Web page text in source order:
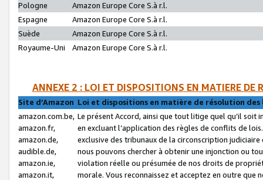
Pologne
Amazon Europe Core S.à r.l.
Espagne
Amazon Europe Core S.à r.l.
Suède
Amazon Europe Core S.à r.l.
Royaume-Uni
Amazon Europe Core S.à r.l.
ANNEXE 2 : LOI ET DISPOSITIONS EN MATIERE DE
Site d’Amazon Loi et dispositions en matière de résolution
amazon.com.be,
amazon.fr,
amazon.de,
audible.de,
amazon.ie,
amazon.it,
Le présent Accord, ainsi que tout litige quel qu’il soit
en excluant l’application des règles de conflits de
exclusive des tribunaux de la circonscription
nous pouvons chercher à obtenir une injonction ou
violation réelle ou présumée de nos droits de
morale. Vous reconnaissez et acceptez en outre que